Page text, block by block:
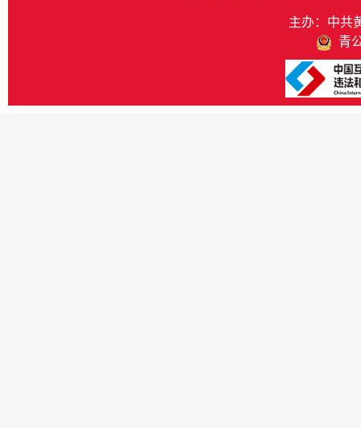
主办：中共
青